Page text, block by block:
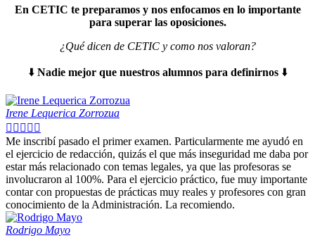
En CETIC te preparamos y nos enfocamos en lo importante
para superar las oposiciones.
¿Qué dicen de CETIC y como nos valoran?
⬇️ Nadie mejor que nuestros alumnos para definirnos ⬇️
Irene Lequerica Zorrozua
    
Me inscribí pasado el primer examen. Particularmente me ayudó en
el ejercicio de redacción, quizás el que más inseguridad me daba por
estar más relacionado con temas legales, ya que las profesoras se
involucraron al 100%. Para el ejercicio práctico, fue muy importante
contar con propuestas de prácticas muy reales y profesores con gran
conocimiento de la Administración. La recomiendo.
Rodrigo Mayo